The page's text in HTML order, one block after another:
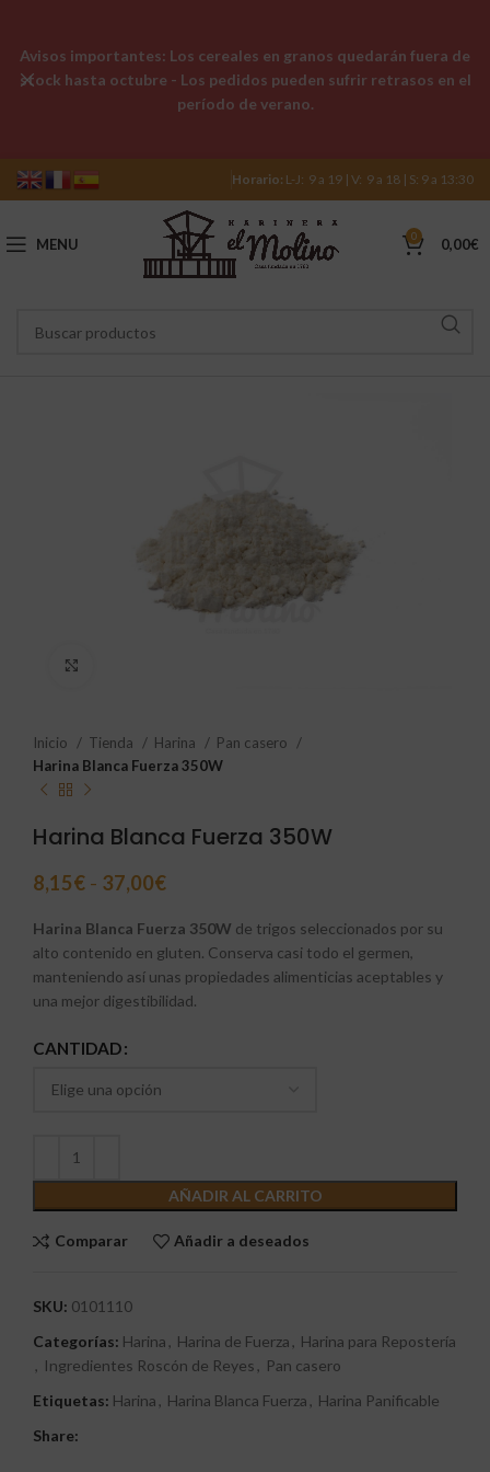
Horario: L-J: 9 a 19 | V: 9 a 18 | S: 9 a 13:30
MENU 0 0,00€
Inicio Tienda Harina
Pan casero
Harina Blanca Fuerza 350W
Harina Blanca Fuerza 350W
8,15€ - 37,00€
Harina Blanca Fuerza 350W de trigos seleccionados por su
alto contenido en gluten. Conserva casi todo el germen,
manteniendo así unas propiedades alimenticias aceptables y
una mejor digestibilidad.
CANTIDAD
AÑADIR AL CARRITO
Comparar Añadir a deseados
SKU: 0101110
Categorías: Harina , Harina de Fuerza , Harina para Repostería
, Ingredientes Roscón de Reyes , Pan casero
Etiquetas: Harina , Harina Blanca Fuerza , Harina Panificable
Share:
Avisos importantes: Los cereales en granos quedarán fuera de
stock hasta octubre - Los pedidos pueden sufrir retrasos en el
período de verano.